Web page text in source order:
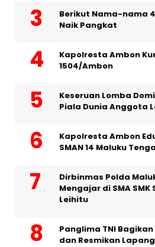
Berikut Nama-nama
Naik Pangkat
Kapolresta Ambon
1504/Ambon
Keseruan Lomba
Piala Dunia Anggota
Kapolresta Ambon
SMAN 14 Maluku
Dirbinmas Polda
Mengajar di SMA
Leihitu
Panglima TNI
dan Resmikan